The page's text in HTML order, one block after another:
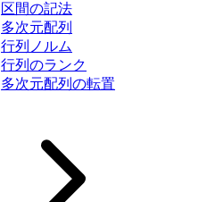
区間の記法
多次元配列
行列ノルム
行列のランク
多次元配列の転置